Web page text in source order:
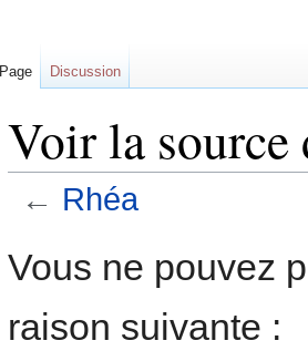
Voir la source
← Rhéa
Vous ne pouvez
raison suivante :
Page Discussion